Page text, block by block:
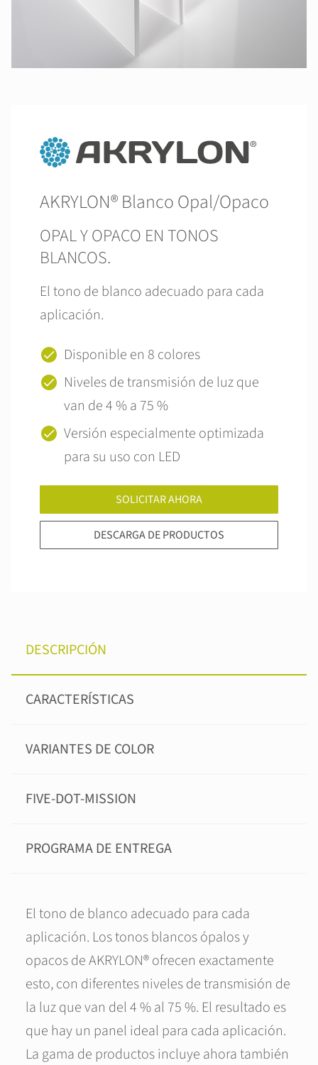
AKRYLON® Blanco Opal/Opaco
OPAL Y OPACO EN TONOS
BLANCOS.
El tono de blanco adecuado para cada
aplicación.
Disponible en 8 colores
Niveles de transmisión de luz que
van de 4 % a 75 %
Versión especialmente optimizada
para su uso con LED
SOLICITAR AHORA
DESCARGA DE PRODUCTOS
DESCRIPCIÓN
CARACTERÍSTICAS
VARIANTES DE COLOR
FIVE-DOT-MISSION
PROGRAMA DE ENTREGA
El tono de blanco adecuado para cada
aplicación. Los tonos blancos ópalos y
opacos de AKRYLON® ofrecen exactamente
esto, con diferentes niveles de transmisión de
la luz que van del 4 % al 75 %. El resultado es
que hay un panel ideal para cada aplicación.
La gama de productos incluye ahora también